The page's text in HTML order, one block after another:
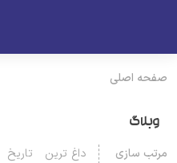
اصلی
وبلاگ
سازی داغ ترین تاریخ